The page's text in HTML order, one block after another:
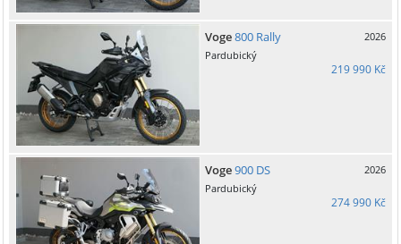
Voge800 Rally
2026
Pardubický
219 990 Kč
Voge900 DS
2026
Pardubický
274 990 Kč